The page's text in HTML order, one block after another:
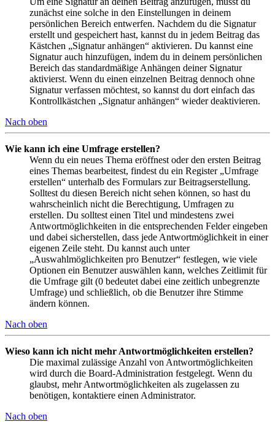
zunächst eine solche in den Einstellungen in deinem
persönlichen Bereich entwerfen. Nachdem du die Signatur
erstellt und gespeichert hast, kannst du in jedem Beitrag das
Kästchen „Signatur anhängen“ aktivieren. Du kannst eine
Signatur auch hinzufügen, indem du in deinem persönlichen
Bereich das standardmäßige Anhängen deiner Signatur
aktivierst. Wenn du einen einzelnen Beitrag dennoch ohne
Signatur verfassen möchtest, so kannst du dort einfach das
Kontrollkästchen „Signatur anhängen“ wieder deaktivieren.
Nach oben
Wie kann ich eine Umfrage erstellen?
Wenn du ein neues Thema eröffnest oder den ersten Beitrag
eines Themas bearbeitest, findest du ein Register „Umfrage
erstellen“ unterhalb des Formulars zur Beitragserstellung.
Solltest du diesen Bereich nicht sehen können, so hast du
wahrscheinlich nicht die Berechtigung, Umfragen zu
erstellen. Du solltest einen Titel und mindestens zwei
Antwortmöglichkeiten in die entsprechenden Felder eingeben
und dabei sicherstellen, dass jede Antwortmöglichkeit in einer
eigenen Zeile steht. Du kannst auch unter
„Auswahlmöglichkeiten pro Benutzer“ festlegen, wie viele
Optionen ein Benutzer auswählen kann, welches Zeitlimit für
die Umfrage gilt (0 bedeutet dabei eine zeitlich unbegrenzte
Umfrage) und schließlich, ob die Benutzer ihre Stimme
ändern können.
Nach oben
Wieso kann ich nicht mehr Antwortmöglichkeiten erstellen?
Die maximal zulässige Anzahl von Antwortmöglichkeiten
wird durch die Board-Administration festgelegt. Wenn du
glaubst, mehr Antwortmöglichkeiten als zugelassen zu
benötigen, kontaktiere einen Administrator.
Nach oben